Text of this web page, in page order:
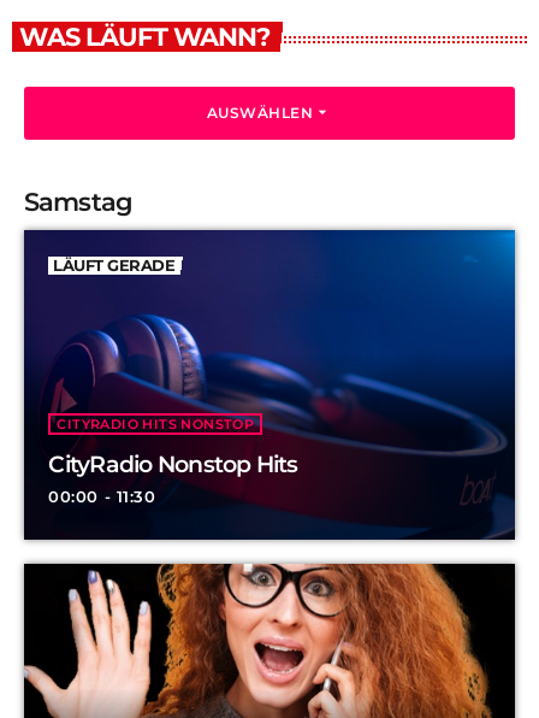
WAS LÄUFT WANN?
AUSWÄHLEN arrow_drop_down
Samstag
LÄUFT GERADE
CITYRADIO HITS NONSTOP
CityRadio Nonstop Hits
00:00 - 11:30